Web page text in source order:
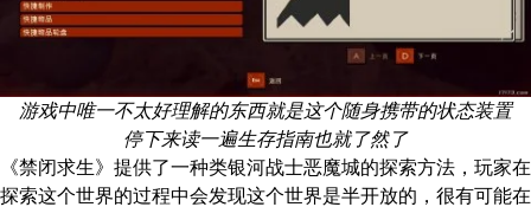
游戏中唯一不太好理解的东西就是这个随身携带的状态装置
停下来读一遍生存指南也就了然了
《禁闭求生》提供了一种类银河战士恶魔城的探索方法，玩家在
探索这个世界的过程中会发现这个世界是半开放的，很有可能在